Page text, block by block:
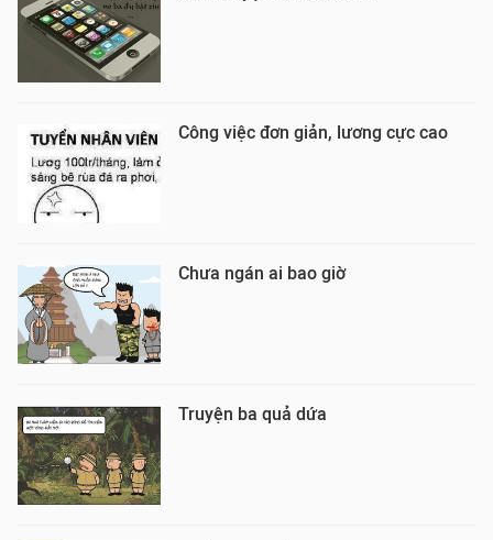
Công việc đơn giản, lương cực cao
Chưa ngán ai bao giờ
Truyện ba quả dứa